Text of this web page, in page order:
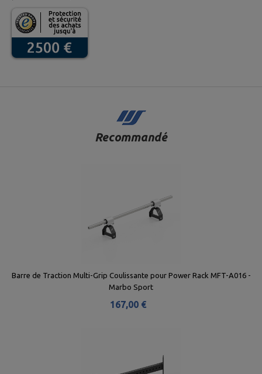
Recommandé
Barre de Traction Multi-Grip Coulissante pour Power Rack MFT-A016 -
Marbo Sport
167,00 €